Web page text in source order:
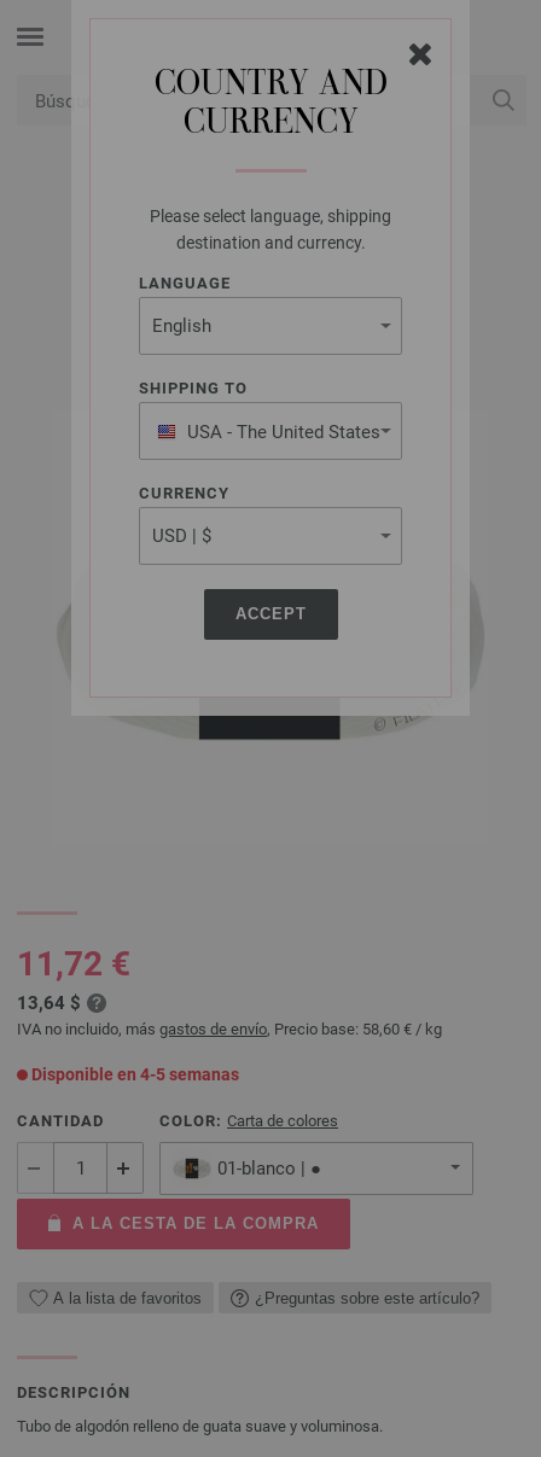
COUNTRY AND
CURRENCY
Please select language, shipping
destination and currency.
LANGUAGE
SHIPPING TO
USA - The United States
of America
CURRENCY
ACCEPT
LANA GROSSA
THE TUBE
11,72 €
13,64 $
IVA no incluido, más gastos de envío, Precio base: 58,60 € / kg
Disponible en 4-5 semanas
CANTIDAD COLOR: Carta de colores
01-blanco | ●
A LA CESTA DE LA COMPRA
A la lista de favoritos ¿Preguntas sobre este artículo?
DESCRIPCIÓN
Tubo de algodón relleno de guata suave y voluminosa.